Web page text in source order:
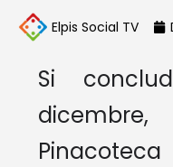
Elpis Social TV
Si